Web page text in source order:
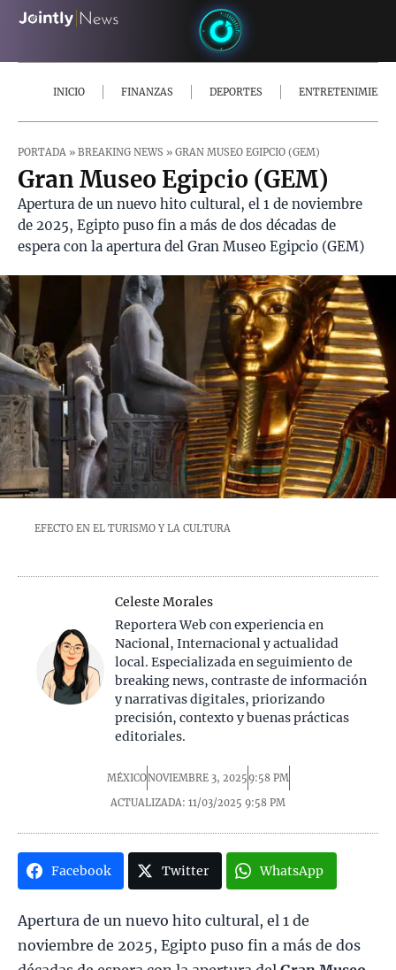
INICIO FINANZAS DEPORTES
PORTADA » BREAKING NEWS » GRAN MUSEO EGIPCIO (GEM)
Gran Museo Egipcio (GEM)
Apertura de un nuevo hito cultural, el 1 de noviembre
de 2025, Egipto puso fin a más de dos décadas de
espera con la apertura del Gran Museo Egipcio (GEM)
EFECTO EN EL TURISMO Y LA CULTURA
Celeste Morales
Reportera Web con experiencia en
Nacional, Internacional y actualidad
local. Especializada en seguimiento de
breaking news, contraste de información
y narrativas digitales, priorizando
precisión, contexto y buenas prácticas
editoriales.
MÉXICONOVIEMBRE 3, 20259:58 PM
ACTUALIZADA: 11/03/2025 9:58 PM
Facebook Twitter WhatsApp
Apertura de un nuevo hito cultural, el 1 de
noviembre de 2025, Egipto puso fin a más de dos